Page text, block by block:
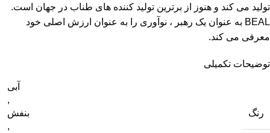
تولید می کند و هنوز از برترین تولید کننده های طناب در جهان است.
BEAL به عنوان یک رهبر ، نوآوری را به عنوان ارزش اصلی خود
معرفی می کند.
توضیحات تکمیلی
رنگ
آبی
,
بنفش
,